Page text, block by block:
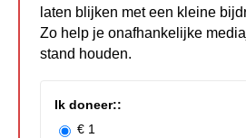
laten blijken met een kleine
Zo help je onafhankelijke
stand houden.
Ik doneer::
€ 1